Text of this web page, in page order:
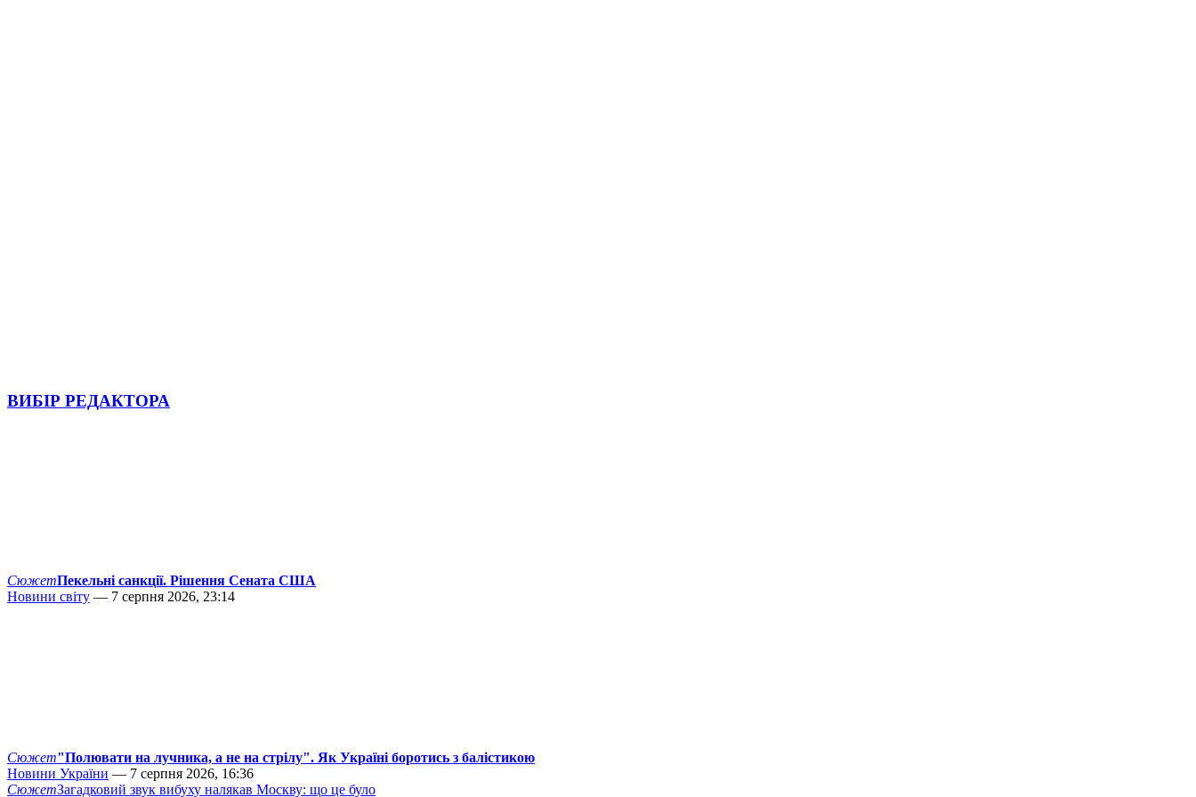
ВИБІР РЕДАКТОРА
СюжетПекельні санкції. Рішення Сената США
Новини світу — 7 серпня 2026, 23:14
Сюжет"Полювати на лучника, а не на стрілу". Як Україні боротись з балістикою
Новини України — 7 серпня 2026, 16:36
СюжетЗагадковий звук вибуху налякав Москву: що це було